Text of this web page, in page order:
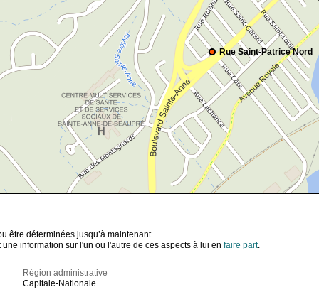
Rue Saint-Patrice Nord
être déterminées jusqu’à maintenant.
information sur l'un ou l'autre de ces aspects à lui en faire part.
Région administrative
Capitale-Nationale